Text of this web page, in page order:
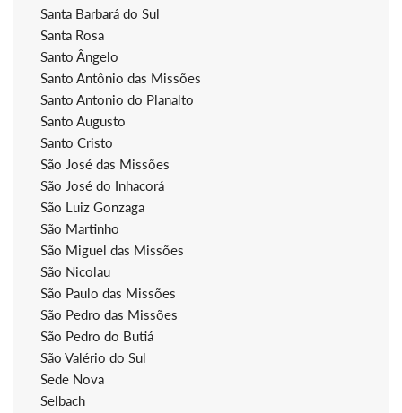
Santa Barbará do Sul
Santa Rosa
Santo Ângelo
Santo Antônio das Missões
Santo Antonio do Planalto
Santo Augusto
Santo Cristo
São José das Missões
São José do Inhacorá
São Luiz Gonzaga
São Martinho
São Miguel das Missões
São Nicolau
São Paulo das Missões
São Pedro das Missões
São Pedro do Butiá
São Valério do Sul
Sede Nova
Selbach